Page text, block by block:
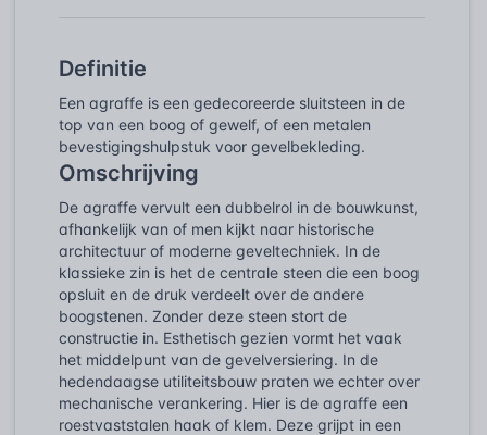
Definitie
Een agraffe is een gedecoreerde sluitsteen in de
top van een boog of gewelf, of een metalen
bevestigingshulpstuk voor gevelbekleding.
Omschrijving
De agraffe vervult een dubbelrol in de bouwkunst,
afhankelijk van of men kijkt naar historische
architectuur of moderne geveltechniek. In de
klassieke zin is het de centrale steen die een boog
opsluit en de druk verdeelt over de andere
boogstenen. Zonder deze steen stort de
constructie in. Esthetisch gezien vormt het vaak
het middelpunt van de gevelversiering. In de
hedendaagse utiliteitsbouw praten we echter over
mechanische verankering. Hier is de agraffe een
roestvaststalen haak of klem. Deze grijpt in een